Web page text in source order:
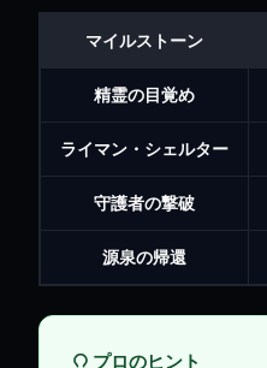
マイルストーン
精霊の目覚め
ライマン・シェルター
守護者の撃破
源泉の帰還
プロのヒント